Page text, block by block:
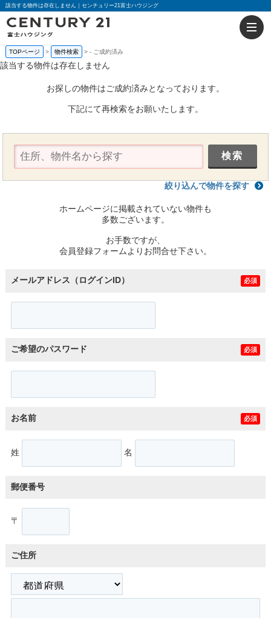
該当する物件は存在しません｜センチュリー21富士ハウジング
TOPページ 物件検索 - ご成約済み
該当する物件は存在しません
お探しの物件はご成約済みとなっております。
下記にて再検索をお願いたします。
絞り込んで物件を探す
ホームページに掲載されていない物件も
多数ございます。
お手数ですが、
会員登録フォームよりお問合せ下さい。
メールアドレス（ログインID） 必須
ご希望のパスワード 必須
お名前 必須
姓 名
郵便番号
〒
ご住所